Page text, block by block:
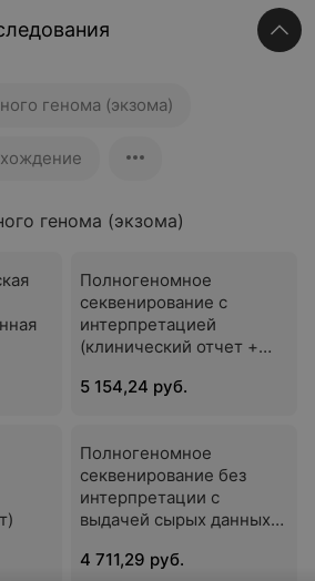
генома (экзома)
генома (экзома)
Полногеномное
секвенирование с
интерпретацией
(клинический отчет +
18+)
5 154,24 руб.
Полногеномное
секвенирование без
интерпретации с
выдачей сырых данных
4 711,29 руб.